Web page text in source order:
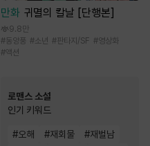
만화 귀멸의 칼날 [단행본]
9.8만
#동양풍 #소년 #판타지/SF #영상화
#액션
로맨스 소설
인기 키워드
#오해 #재회물 #재벌남